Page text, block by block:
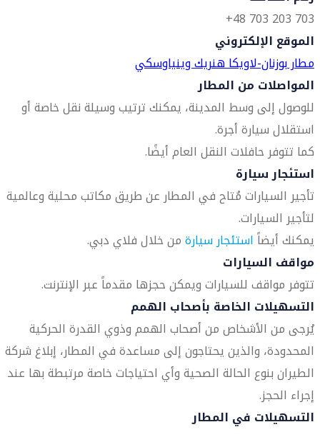
703 203 703 48+
الموقع الإلكتروني
مطار بوزنان-لاويكا هنريك وينياوسكي
المواصلات من المطار
للوصول إلى وسط المدينة، يمكنك ترتيب وسيلة نقل خاصة أو
استقلال سيارة أجرة.
كما تتوفر حافلات النقل العام أيضًا.
استئجار سيارة
تأجير السيارات مُتاح في المطار عن طريق مكاتب محلية وعالمية
لتأجير السيارات.
يمكنك أيضاًاستئجار سيارةمن خلال فلاي دبي.
مواقف السيارات
تتوفر مواقف للسيارات ويمكن حجزها مقدماً عبر الإنترنت.
التسهيلات الخاصة بأصحاب الهمم
يُرجى من الأشخاص من أصحاب الهمم وذوي القدرة الحركية
المحدودة، والذين يحتاجون إلى مساعدة في المطار، إبلاغ شركة
الطيران بنوع الحالة الصحية وأي احتياجات خاصة مرتبطة بها عند
إجراء الحجز.
التسهيلات في المطار